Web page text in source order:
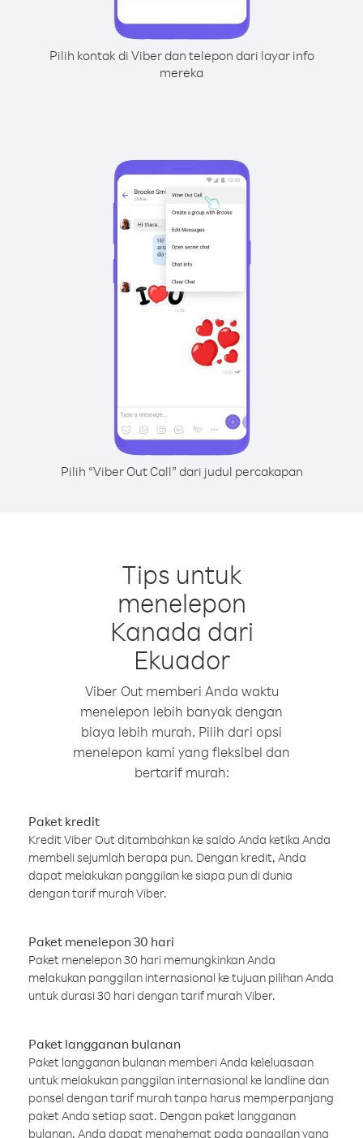
Pilih kontak di Viber dan telepon dari layar info
mereka
Pilih “Viber Out Call” dari judul percakapan
Tips untuk
menelepon
Kanada dari
Ekuador
Viber Out memberi Anda waktu
menelepon lebih banyak dengan
biaya lebih murah. Pilih dari opsi
menelepon kami yang fleksibel dan
bertarif murah:
Paket kredit
Kredit Viber Out ditambahkan ke saldo Anda ketika Anda
membeli sejumlah berapa pun. Dengan kredit, Anda
dapat melakukan panggilan ke siapa pun di dunia
dengan tarif murah Viber.
Paket menelepon 30 hari
Paket menelepon 30 hari memungkinkan Anda
melakukan panggilan internasional ke tujuan pilihan Anda
untuk durasi 30 hari dengan tarif murah Viber.
Paket langganan bulanan
Paket langganan bulanan memberi Anda keleluasaan
untuk melakukan panggilan internasional ke landline dan
ponsel dengan tarif murah tanpa harus memperpanjang
paket Anda setiap saat. Dengan paket langganan
bulanan, Anda dapat menghemat pada panggilan yang